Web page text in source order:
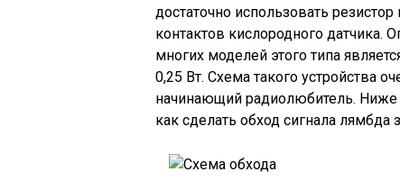
достаточно использовать
контактов кислородного
многих моделей этого типа
0,25 Вт. Схема такого устройства
начинающий радиолюбитель. Ниже
как сделать обход сигнала